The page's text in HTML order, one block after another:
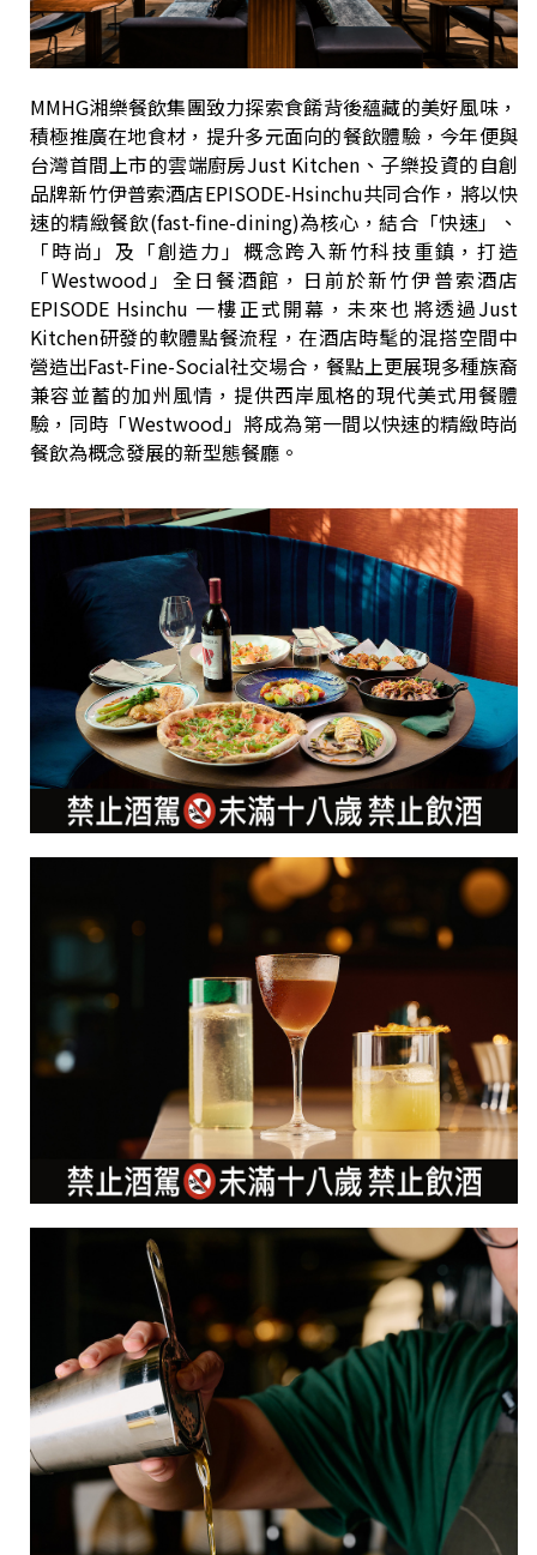
MMHG湘樂餐飲集團致力探索食餚背後蘊藏的美好風味，
積極推廣在地食材，提升多元面向的餐飲體驗，今年便與
台灣首間上市的雲端廚房Just Kitchen、子樂投資的自創
品牌新竹伊普索酒店EPISODE-Hsinchu共同合作，將以快
速的精緻餐飲(fast-fine-dining)為核心，結合「快速」、
「時尚」及「創造力」概念跨入新竹科技重鎮，打造
「Westwood」全日餐酒館，日前於新竹伊普索酒店
EPISODE Hsinchu 一樓正式開幕，未來也將透過Just
Kitchen研發的軟體點餐流程，在酒店時髦的混搭空間中
營造出Fast-Fine-Social社交場合，餐點上更展現多種族裔
兼容並蓄的加州風情，提供西岸風格的現代美式用餐體
驗，同時「Westwood」將成為第一間以快速的精緻時尚
餐飲為概念發展的新型態餐廳。